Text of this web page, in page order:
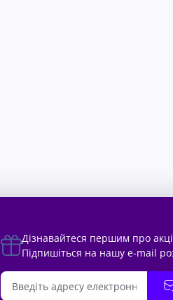
Дізнавайтеся першим про
Підпишіться на нашу e-mail